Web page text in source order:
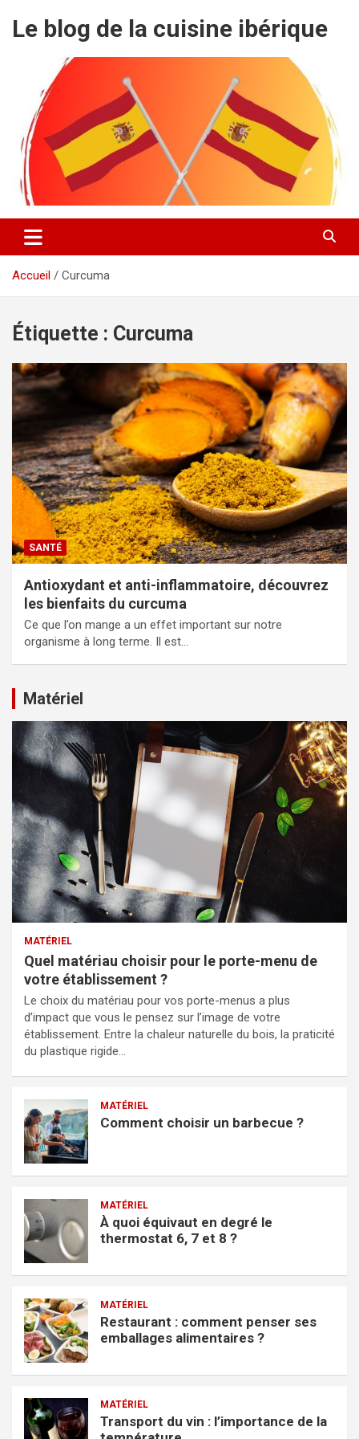
contenu
Le blog de la cuisine ibérique
Accueil Curcuma
Étiquette : Curcuma
SANTÉ
Antioxydant et anti-inflammatoire, découvrez
les bienfaits du curcuma
Ce que l’on mange a un effet important sur notre
organisme à long terme. Il est…
Matériel
MATÉRIEL
Quel matériau choisir pour le porte-menu de
votre établissement ?
Le choix du matériau pour vos porte-menus a plus
d’impact que vous le pensez sur l’image de votre
établissement. Entre la chaleur naturelle du bois, la praticité
du plastique rigide…
MATÉRIEL
Comment choisir un barbecue ?
MATÉRIEL
À quoi équivaut en degré le
thermostat 6, 7 et 8 ?
MATÉRIEL
Restaurant : comment penser ses
emballages alimentaires ?
MATÉRIEL
Transport du vin : l’importance de la